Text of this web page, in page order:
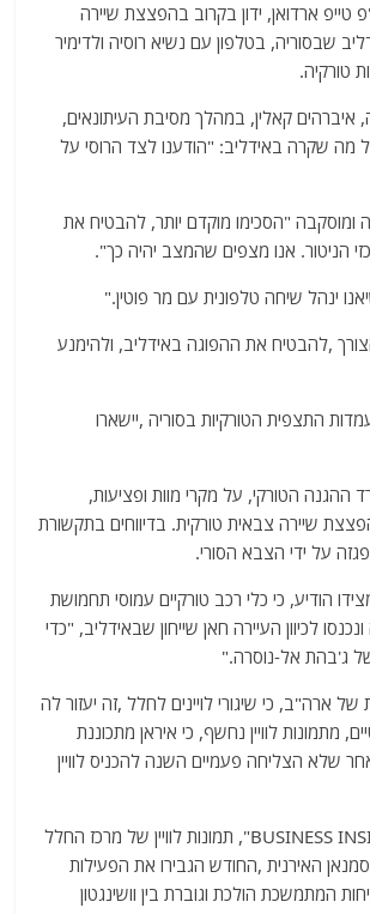
טייפ ארדואן, ידון בקרוב בהפצצת שיירה
שבסוריה, בטלפון עם נשיא רוסיה ולדימיר
טורקיה.
איברהים קאלין, במהלך מסיבת העיתונאים,
מה שקרה באידליב: "הודענו לצד הרוסי על
ומוסקבה "הסכימו מוקדם יותר, להבטיח את
הניטור. אנו מצפים שהמצב יהיה כך".
ינהל שיחה טלפונית עם מר פוטין."
,להבטיח את ההפוגה באידליב, ולהימנע
התצפית הטורקיות בסוריה ,יישארו
ההגנה הטורקי, על מקרי מוות ופציעות,
שיירה צבאית טורקית. בדיווחים בתקשורת
על ידי הצבא הסורי.
הודיע, כי כלי רכב טורקיים עמוסי תחמושת
לכיוון העיירה חאן שייחון שבאידליב, "כדי
של ג'בהת אל-נוסרה."
ארה"ב, כי שיגורי לויינים לחלל ,זה יעזור לה
מתמונות לוויין נחשף, כי איראן מתכוננת
שלא הצליחה פעמיים השנה להכניס לוויין
על פי האתר "BUSINESS INSIDER", תמונות לוויין של מרכז החלל
סמנאן האירנית ,החודש הגבירו את הפעילות
המתמשכת הולכת וגוברת בין וושינגטון